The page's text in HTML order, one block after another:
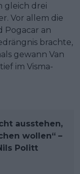
gleich drei
Vor allem die
Pogacar an
brachte,
gewann Van
im Visma-
ausstehen,
wollen“ –
Politt